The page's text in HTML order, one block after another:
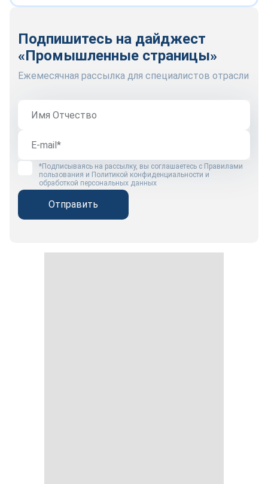
Подпишитесь на дайджест
«Промышленные страницы»
Ежемесячная рассылка для специалистов отрасли
*Подписываясь на рассылку, вы соглашаетесь с Правилами
пользования и Политикой конфиденциальности и
обработкой персональных данных
Отправить